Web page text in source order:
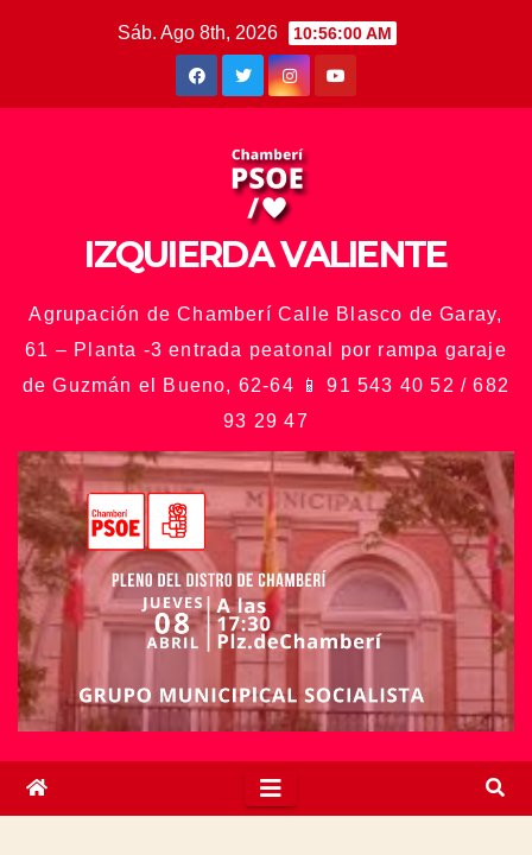
Sáb. Ago 8th, 2026 10:56:02 AM
IZQUIERDA VALIENTE
Agrupación de Chamberí Calle Blasco de Garay,
61 – Planta -3 entrada peatonal por rampa garaje
de Guzmán el Bueno, 62-64 📱 91 543 40 52 / 682
93 29 47